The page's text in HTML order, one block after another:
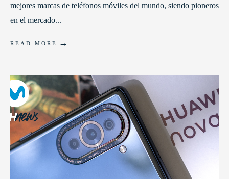
mejores marcas de teléfonos móviles del mundo, siendo pioneros
en el mercado...
READ MORE →